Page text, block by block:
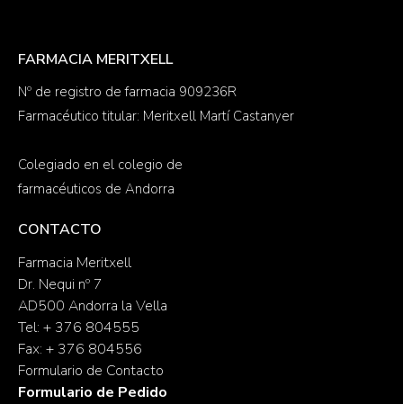
FARMACIA MERITXELL
Nº de registro de farmacia 909236R
Farmacéutico titular: Meritxell Martí Castanyer
Colegiado en el colegio de
farmacéuticos de Andorra
CONTACTO
Farmacia Meritxell
Dr. Nequi nº 7
AD500 Andorra la Vella
Tel: + 376 804555
Fax: + 376 804556
Formulario de Contacto
Formulario de Pedido